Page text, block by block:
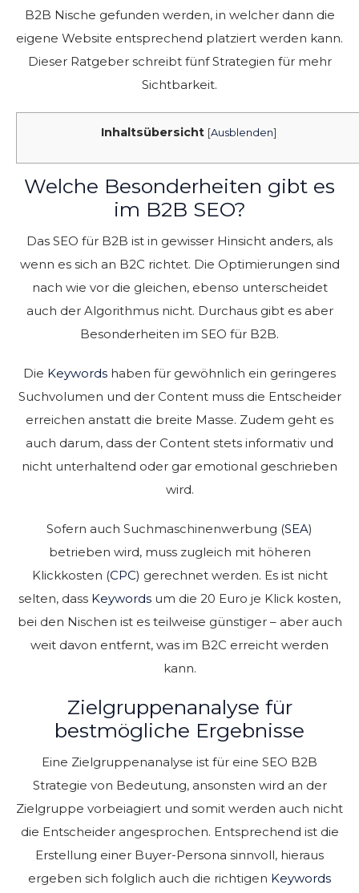
B2B Nische gefunden werden, in welcher dann die
eigene Website entsprechend platziert werden kann.
Dieser Ratgeber schreibt fünf Strategien für mehr
Sichtbarkeit.
Inhaltsübersicht [Ausblenden]
Welche Besonderheiten gibt es
im B2B SEO?
Das SEO für B2B ist in gewisser Hinsicht anders, als
wenn es sich an B2C richtet. Die Optimierungen sind
nach wie vor die gleichen, ebenso unterscheidet
auch der Algorithmus nicht. Durchaus gibt es aber
Besonderheiten im SEO für B2B.
Die Keywords haben für gewöhnlich ein geringeres
Suchvolumen und der Content muss die Entscheider
erreichen anstatt die breite Masse. Zudem geht es
auch darum, dass der Content stets informativ und
nicht unterhaltend oder gar emotional geschrieben
wird.
Sofern auch Suchmaschinenwerbung (SEA)
betrieben wird, muss zugleich mit höheren
Klickkosten (CPC) gerechnet werden. Es ist nicht
selten, dass Keywords um die 20 Euro je Klick kosten,
bei den Nischen ist es teilweise günstiger – aber auch
weit davon entfernt, was im B2C erreicht werden
kann.
Zielgruppenanalyse für
bestmögliche Ergebnisse
Eine Zielgruppenanalyse ist für eine SEO B2B
Strategie von Bedeutung, ansonsten wird an der
Zielgruppe vorbeiagiert und somit werden auch nicht
die Entscheider angesprochen. Entsprechend ist die
Erstellung einer Buyer-Persona sinnvoll, hieraus
ergeben sich folglich auch die richtigen Keywords